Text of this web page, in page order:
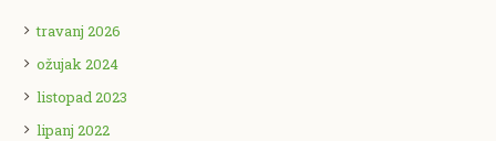
travanj 2026
ožujak 2024
listopad 2023
lipanj 2022